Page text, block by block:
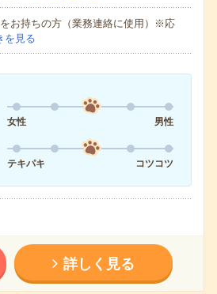
お持ちの方（業務連絡に使用）※応
を見る
女性
男性
テキパキ
コツコツ
詳しく見る